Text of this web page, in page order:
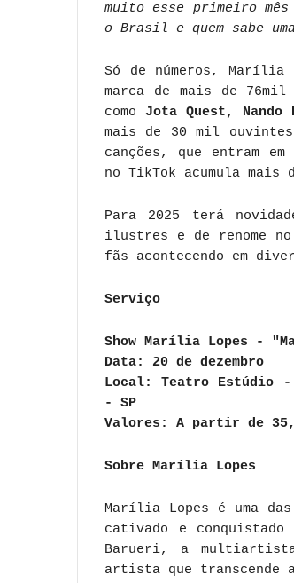
muito esse primeiro
o Brasil e quem sabe
Só de números,
marca de mais de
como Jota Quest,
mais de 30 mil
canções, que entram
no TikTok acumula mais
Para 2025 terá
ilustres e de renome no
fãs acontecendo em
Serviço
Show Marília Lopes -
Data: 20 de dezembro
Local: Teatro Estúdio -
- SP
Valores: A partir de
Sobre Marília Lopes
Marília Lopes é uma
cativado e
Barueri, a
artista que transcende